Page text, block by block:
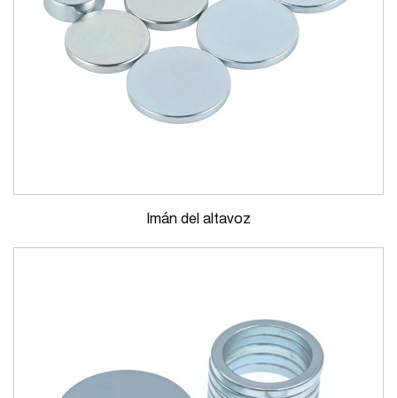
Imán del altavoz